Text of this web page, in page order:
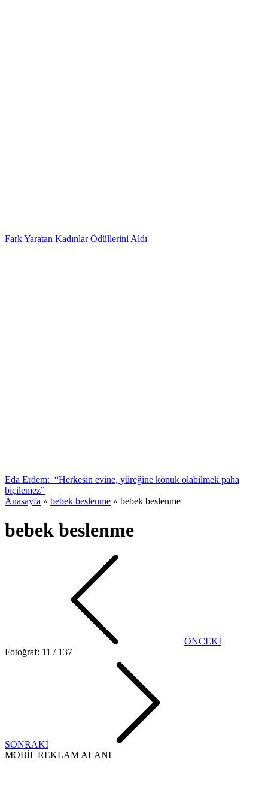
Fark Yaratan Kadınlar Ödüllerini Aldı
Eda Erdem: “Herkesin evine, yüreğine konuk olabilmek paha
biçilemez”
Anasayfa » bebek beslenme » bebek beslenme
bebek beslenme
ÖNCEKİ
Fotoğraf: 11 / 137
SONRAKİ
MOBİL REKLAM ALANI